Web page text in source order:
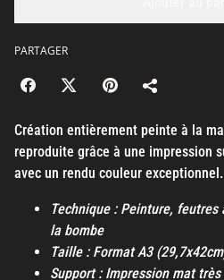
PARTAGER
Création entièrement peinte à la
reproduite grâce à une impression
avec un rendu couleur exceptionnel.
Technique : Peinture,
la bombe
Taille : Format A3
Support : Impression mat